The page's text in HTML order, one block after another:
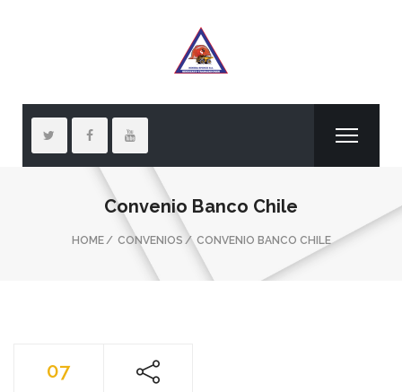
Convenio Banco Chile
HOME CONVENIOS CONVENIO BANCO CHILE
07